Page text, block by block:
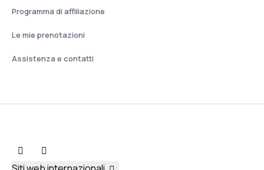
Programma di affiliazione
Le mie prenotazioni
Assistenza e contatti